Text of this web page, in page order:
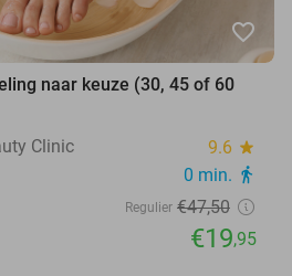
favorite_border
naar keuze (30, 45 of 60
Clinic
9.6 star
0 min. directions_walk
Regulier €47,50
€19,95